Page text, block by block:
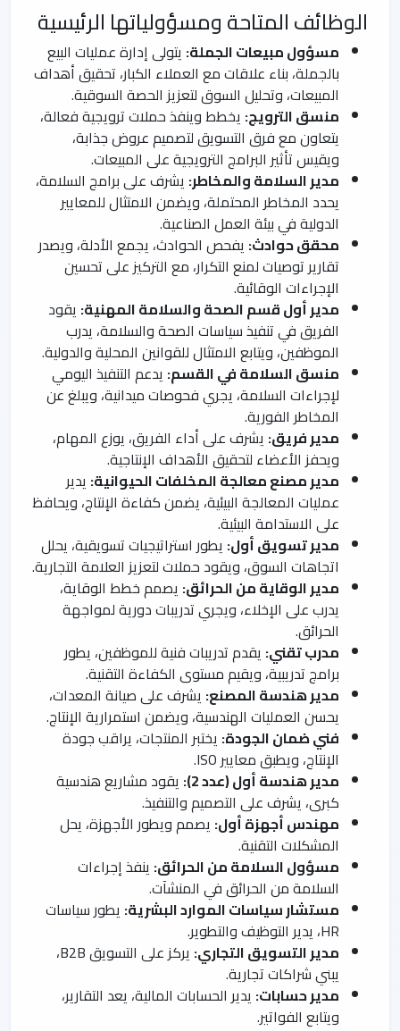
الوظائف المتاحة ومسؤولياتها الرئيسية
مسؤول مبيعات الجملة: يتولى إدارة عمليات البيع
بالجملة، بناء علاقات مع العملاء الكبار، تحقيق أهداف
المبيعات، وتحليل السوق لتعزيز الحصة السوقية.
منسق الترويج: يخطط وينفذ حملات ترويجية فعالة،
يتعاون مع فرق التسويق لتصميم عروض جذابة،
ويقيس تأثير البرامج الترويجية على المبيعات.
مدير السلامة والمخاطر: يشرف على برامج السلامة،
يحدد المخاطر المحتملة، ويضمن الامتثال للمعايير
الدولية في بيئة العمل الصناعية.
محقق حوادث: يفحص الحوادث، يجمع الأدلة، ويصدر
تقارير توصيات لمنع التكرار، مع التركيز على تحسين
الإجراءات الوقائية.
مدير أول قسم الصحة والسلامة المهنية: يقود
الفريق في تنفيذ سياسات الصحة والسلامة، يدرب
الموظفين، ويتابع الامتثال للقوانين المحلية والدولية.
منسق السلامة في القسم: يدعم التنفيذ اليومي
لإجراءات السلامة، يجري فحوصات ميدانية، ويبلغ عن
المخاطر الفورية.
مدير فريق: يشرف على أداء الفريق، يوزع المهام،
ويحفز الأعضاء لتحقيق الأهداف الإنتاجية.
مدير مصنع معالجة المخلفات الحيوانية: يدير
عمليات المعالجة البيئية، يضمن كفاءة الإنتاج، ويحافظ
على الاستدامة البيئية.
مدير تسويق أول: يطور استراتيجيات تسويقية، يحلل
اتجاهات السوق، ويقود حملات لتعزيز العلامة التجارية.
مدير الوقاية من الحرائق: يصمم خطط الوقاية،
يدرب على الإخلاء، ويجري تدريبات دورية لمواجهة
الحرائق.
مدرب تقني: يقدم تدريبات فنية للموظفين، يطور
برامج تدريبية، ويقيم مستوى الكفاءة التقنية.
مدير هندسة المصنع: يشرف على صيانة المعدات،
يحسن العمليات الهندسية، ويضمن استمرارية الإنتاج.
فني ضمان الجودة: يختبر المنتجات، يراقب جودة
الإنتاج، ويطبق معايير ISO.
مدير هندسة أول (عدد 2):
يقود مشاريع هندسية
كبرى، يشرف على التصميم والتنفيذ.
مهندس أجهزة أول: يصمم ويطور الأجهزة، يحل
المشكلات التقنية.
مسؤول السلامة من الحرائق: ينفذ إجراءات
السلامة من الحرائق في المنشآت.
مستشار سياسات الموارد البشرية: يطور سياسات
HR، يدير التوظيف والتطوير.
مدير التسويق التجاري:
يركز على التسويق B2B،
يبني شراكات تجارية.
مدير حسابات: يدير الحسابات المالية، يعد التقارير،
ويتابع الفواتير.